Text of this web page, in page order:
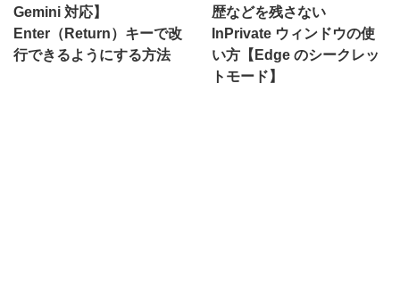
Gemini 対応】
Enter（Return）キーで改
行できるようにする方法
歴などを残さない
InPrivate ウィンドウの使
い方【Edge のシークレッ
トモード】